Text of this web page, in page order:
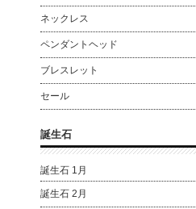
ネックレス
ペンダントヘッド
ブレスレット
セール
誕生石
誕生石 1月
誕生石 2月